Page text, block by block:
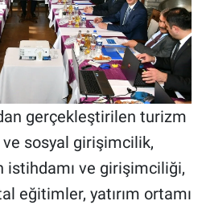
gerçekleştirilen turizm
sosyal girişimcilik,
istihdamı ve girişimciliği,
eğitimler, yatırım ortamı